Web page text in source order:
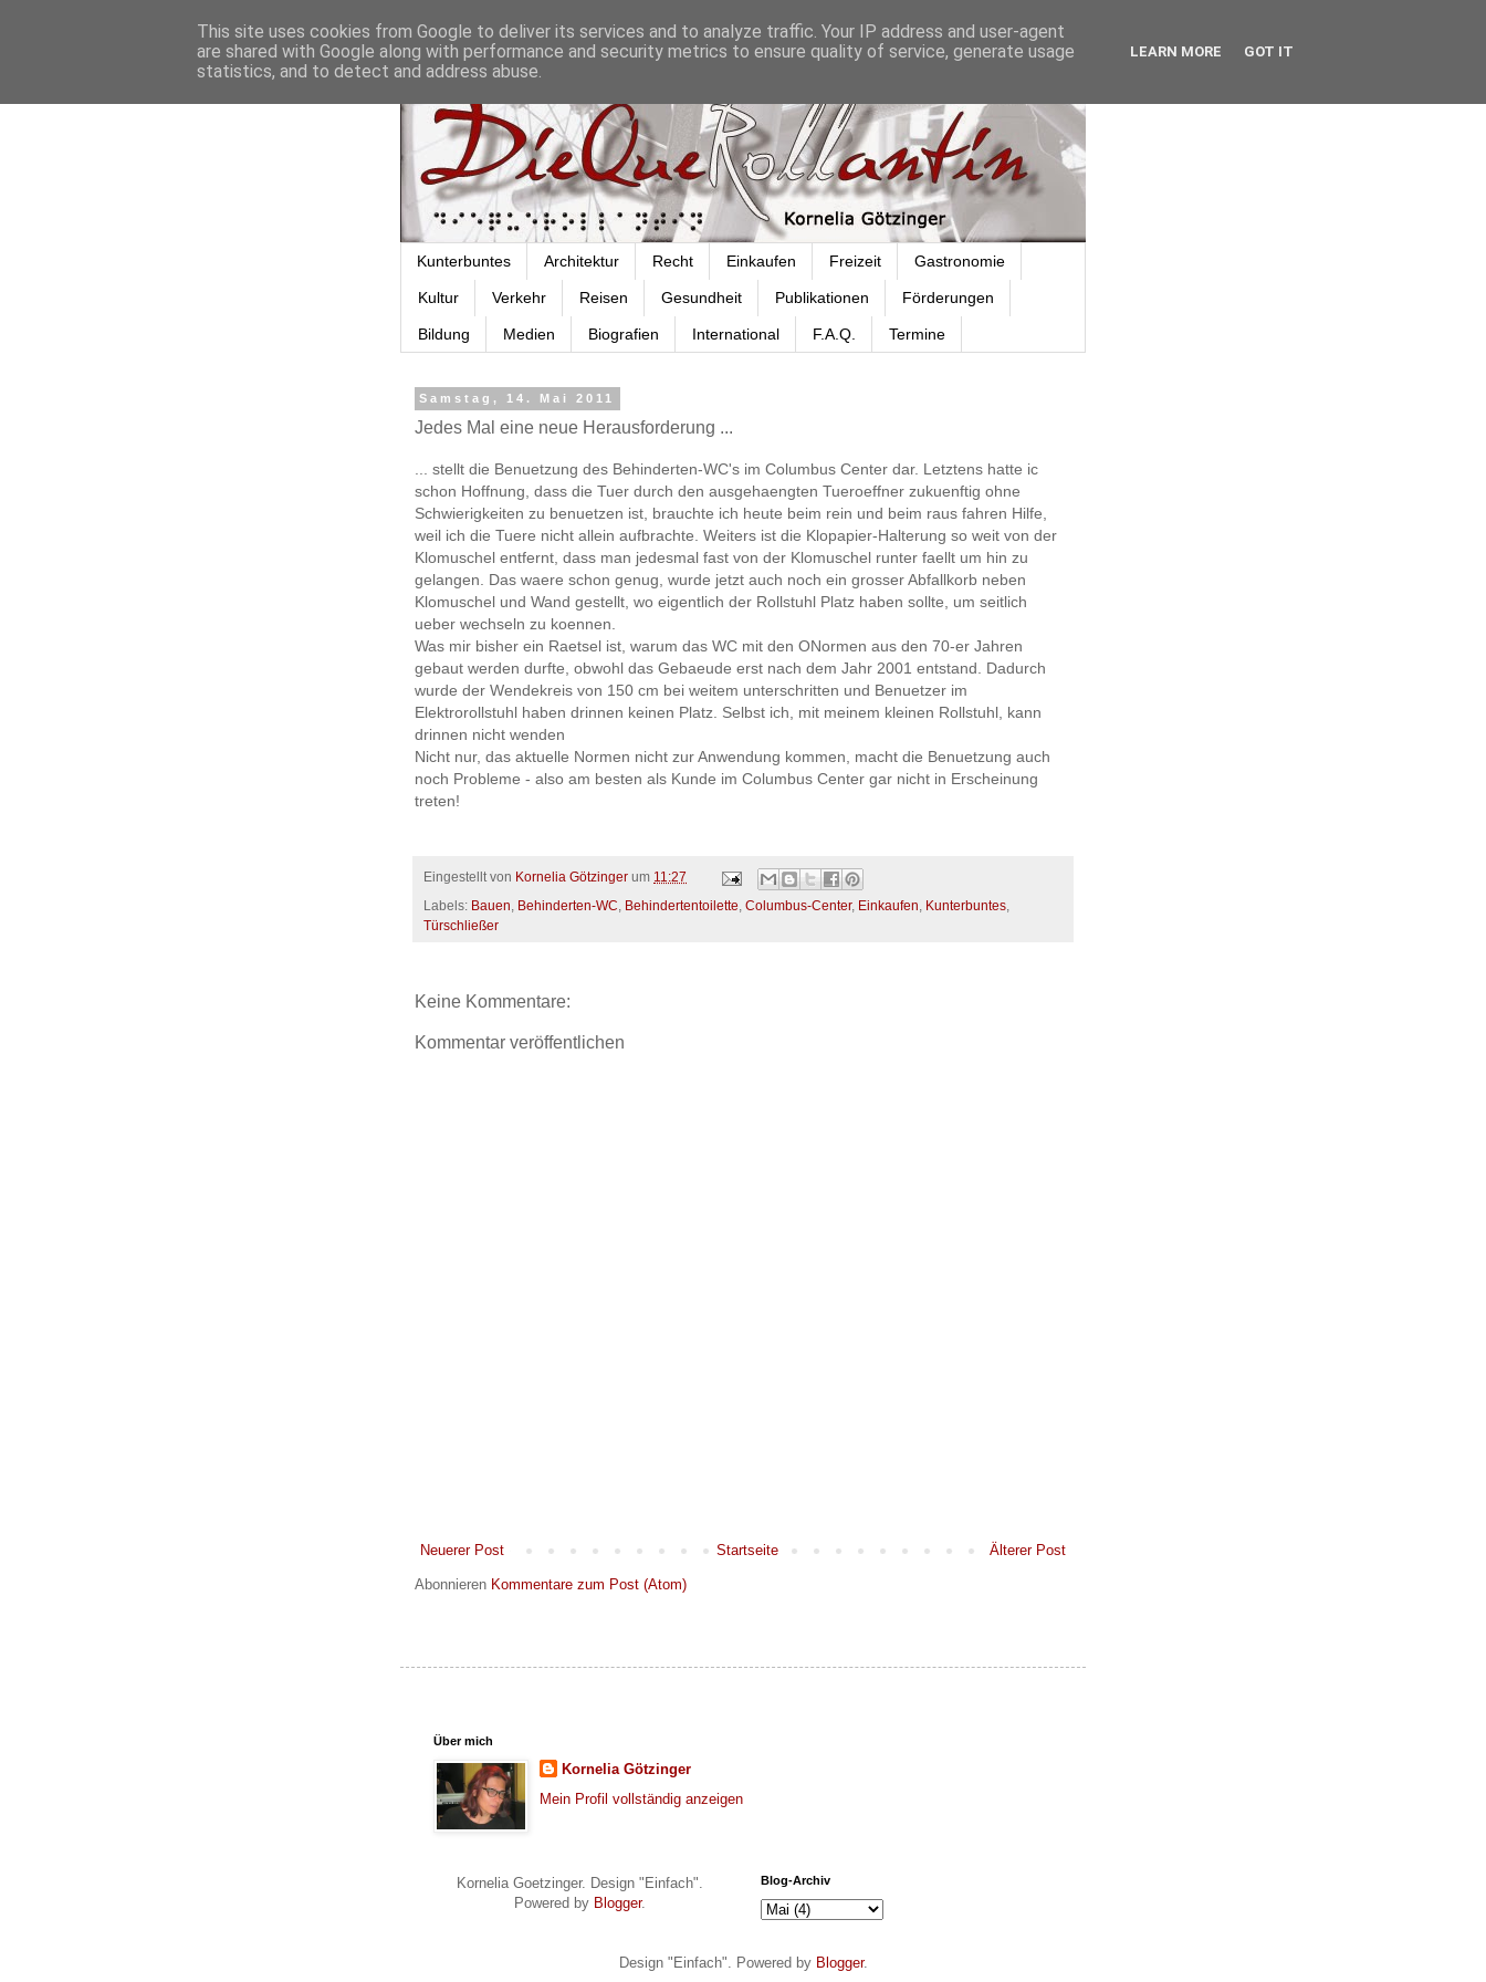
Kunterbuntes Architektur Recht Einkaufen Freizeit Gastronomie
Kultur Verkehr Reisen Gesundheit Publikationen Förderungen
Bildung Medien Biografien International F.A.Q. Termine
Samstag, 14. Mai 2011
Jedes Mal eine neue Herausforderung ...
... stellt die Benuetzung des Behinderten-WC's im Columbus Center dar. Letztens hatte ic
schon Hoffnung, dass die Tuer durch den ausgehaengten Tueroeffner zukuenftig ohne
Schwierigkeiten zu benuetzen ist, brauchte ich heute beim rein und beim raus fahren Hilfe,
weil ich die Tuere nicht allein aufbrachte. Weiters ist die Klopapier-Halterung so weit von der
Klomuschel entfernt, dass man jedesmal fast von der Klomuschel runter faellt um hin zu
gelangen. Das waere schon genug, wurde jetzt auch noch ein grosser Abfallkorb neben
Klomuschel und Wand gestellt, wo eigentlich der Rollstuhl Platz haben sollte, um seitlich
ueber wechseln zu koennen.
Was mir bisher ein Raetsel ist, warum das WC mit den ONormen aus den 70-er Jahren
gebaut werden durfte, obwohl das Gebaeude erst nach dem Jahr 2001 entstand. Dadurch
wurde der Wendekreis von 150 cm bei weitem unterschritten und Benuetzer im
Elektrorollstuhl haben drinnen keinen Platz. Selbst ich, mit meinem kleinen Rollstuhl, kann
drinnen nicht wenden
Nicht nur, das aktuelle Normen nicht zur Anwendung kommen, macht die Benuetzung auch
noch Probleme - also am besten als Kunde im Columbus Center gar nicht in Erscheinung
treten!
Eingestellt von Kornelia Götzinger um 11:27
Labels: Bauen Behinderten-WC Behindertentoilette Columbus-Center, Einkaufen Kunterbuntes
Türschließer
Keine Kommentare:
Kommentar veröffentlichen
Neuerer Post Älterer Post
Startseite
Abonnieren Kommentare zum Post (Atom)
Über mich
Kornelia Götzinger
Mein Profil vollständig anzeigen
Kornelia Goetzinger. Design "Einfach".
Powered by Blogger.
Blog-Archiv
Design "Einfach". Powered by Blogger.
This site uses cookies from Google to deliver its services and to analyze traffic. Your IP address and user-agent
are shared with Google along with performance and security metrics to ensure quality of service, generate usage
statistics, and to detect and address abuse.
LEARN MORE GOT IT